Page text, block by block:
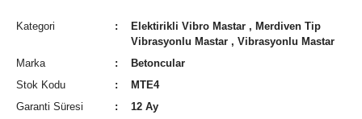
Kategori Elektirikli Vibro Mastar , Merdiven Tip
Vibrasyonlu Mastar ,Vibrasyonlu Mastar
Marka
Betoncular
Stok Kodu
MTE4
Garanti Süresi
12 Ay